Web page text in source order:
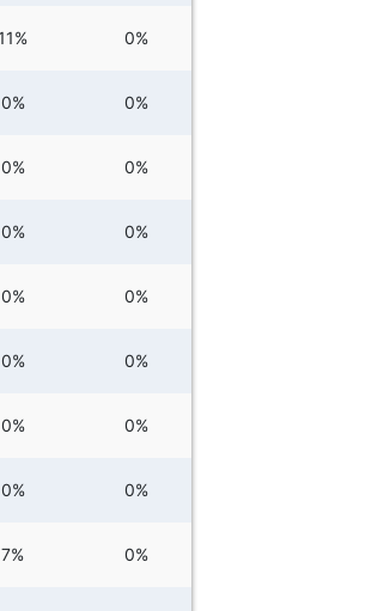
0%
0% 0%
0% 0%
0% 0%
0% 0%
0% 0%
0% 0%
0% 0%
7% 0%